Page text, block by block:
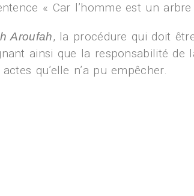
« Car l’homme est un
Aroufah, la procédure qui doit
ainsi que la responsabilité
qu’elle n’a pu empêcher.